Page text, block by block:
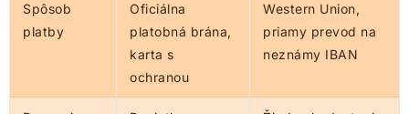
Spôsob
platby
Oficiálna
platobná brána,
karta s
ochranou
Western Union,
priamy prevod na
neznámy IBAN